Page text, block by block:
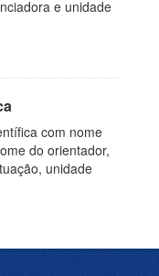
e unidade
com nome
do orientador,
unidade